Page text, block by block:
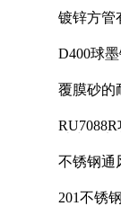
镀锌方管
D400球
覆膜砂的
不锈钢通
201不锈